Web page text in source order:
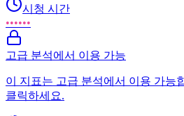
시청 시간
••••••
고급 분석에서 이용 가능
이 지표는 고급 분석에서 이용 가능
클릭하세요.